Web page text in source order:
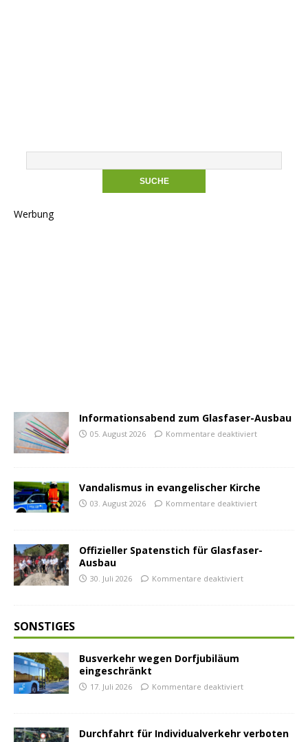
Werbung
Informationsabend zum Glasfaser-Ausbau
05. August 2026 Kommentare deaktiviert
Vandalismus in evangelischer Kirche
03. August 2026 Kommentare deaktiviert
Offizieller Spatenstich für Glasfaser-
Ausbau
30. Juli 2026 Kommentare deaktiviert
SONSTIGES
Busverkehr wegen Dorfjubiläum
eingeschränkt
17. Juli 2026 Kommentare deaktiviert
Durchfahrt für Individualverkehr verboten